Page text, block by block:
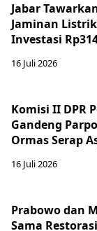
Jabar
Jaminan
Investasi
16 Juli 2026
Komisi II DPR
Gandeng
Ormas Serap
16 Juli 2026
Prabowo dan
Sama